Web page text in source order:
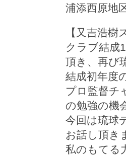
浦添西原地
【又吉浩
クラブ結成
頂き、再び
結成初年度
プロ監督チ
の勉強の機
今回は琉球
お話し頂き
私のもてる